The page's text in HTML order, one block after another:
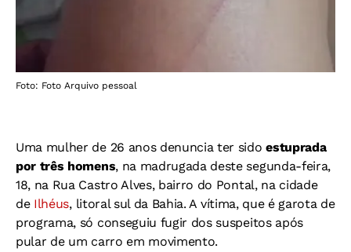
Foto: Foto Arquivo pessoal
Uma mulher de 26 anos denuncia ter sido estuprada
por três homens, na madrugada deste segunda-feira,
18, na Rua Castro Alves, bairro do Pontal, na cidade
de Ilhéus, litoral sul da Bahia. A vítima, que é garota de
programa, só conseguiu fugir dos suspeitos após
pular de um carro em movimento.